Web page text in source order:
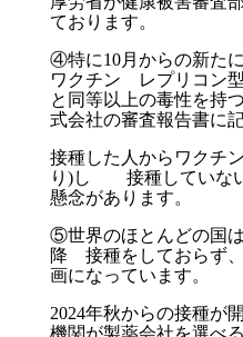
ております。
④特に10月からの新た
ワクチン
レプリコン型
と同等以上の毒性を持
式会社の審査報告書に
接種した人からワクチ
り)し 接種していな
懸念があります。
⑤世界のほとんどの国
降 接種をしておらず
画になっています。
2024年秋からの接種が
機関が製薬会社を選べ